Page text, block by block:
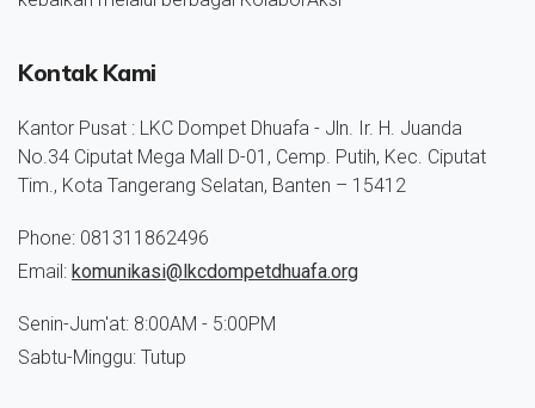
Kontak Kami
Kantor Pusat : LKC Dompet Dhuafa - Jln. Ir. H. Juanda
No.34 Ciputat Mega Mall D-01, Cemp. Putih, Kec. Ciputat
Tim., Kota Tangerang Selatan, Banten – 15412
Phone: 081311862496
Email: komunikasi@lkcdompetdhuafa.org
Senin-Jum'at: 8:00AM - 5:00PM
Sabtu-Minggu: Tutup